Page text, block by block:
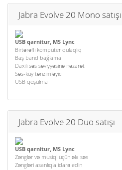
Jabra Evolve 20 Mono satışı
USB qarnitur, MS Lync
Birtərəfli kompüter qulaqlıq
Baş band bağlama
Daxili səs səviyyəsinə nəzarət
Səs-küy tənzimləyici
USB qoşulma
Jabra Evolve 20 Duo satışı
USB qarnitur, MS Lync
Zənglər və musiqi üçün əla səs
Zəngləri asanlıqla idarə edin